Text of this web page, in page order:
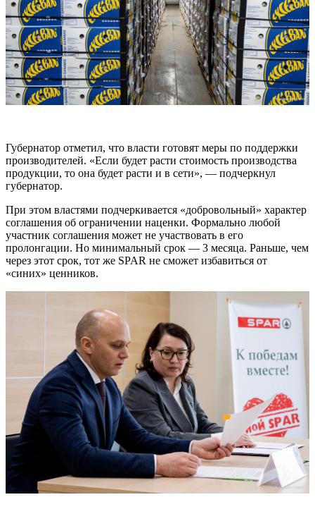
Губернатор отметил, что власти готовят меры по поддержки
производителей. «Если будет расти стоимость производства
продукции, то она будет расти и в сети», — подчеркнул
губернатор.
При этом властями подчеркивается «добровольный» характер
соглашения об ограничении наценки. Формально любой
участник соглашения может не участвовать в его
пролонгации. Но минимальный срок — 3 месяца. Раньше, чем
через этот срок, тот же SPAR не сможет избавиться от
«синих» ценников.